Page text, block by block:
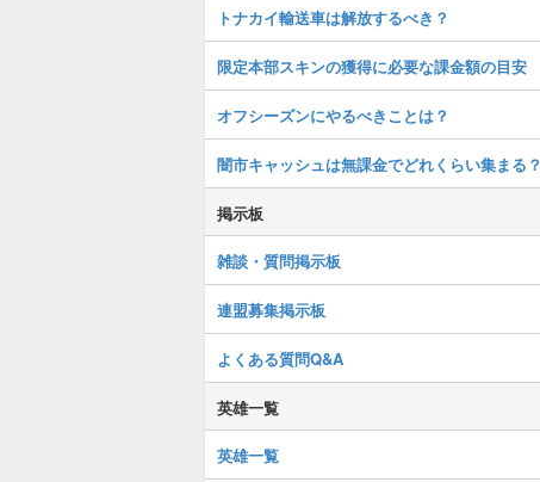
トナカイ輸送車は解放するべき？
限定本部スキンの獲得に必要な課金額の目安
オフシーズンにやるべきことは？
闇市キャッシュは無課金でどれくらい集まる？
掲示板
雑談・質問掲示板
連盟募集掲示板
よくある質問Q&A
英雄一覧
英雄一覧